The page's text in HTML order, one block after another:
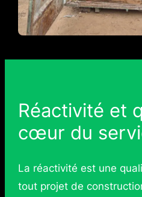
Réactivité et
cœur du
La réactivité est une
tout projet de